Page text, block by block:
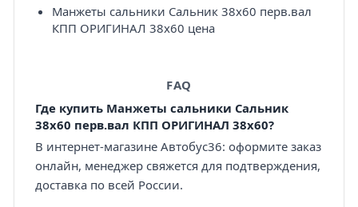
Манжеты сальники Сальник 38х60 перв.вал
КПП ОРИГИНАЛ 38х60 цена
FAQ
Где купить Манжеты сальники Сальник
38х60 перв.вал КПП ОРИГИНАЛ 38х60?
В интернет-магазине Автобус36: оформите заказ
онлайн, менеджер свяжется для подтверждения,
доставка по всей России.